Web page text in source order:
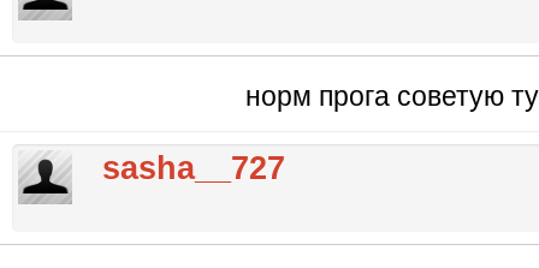
норм прога советую
sasha__727